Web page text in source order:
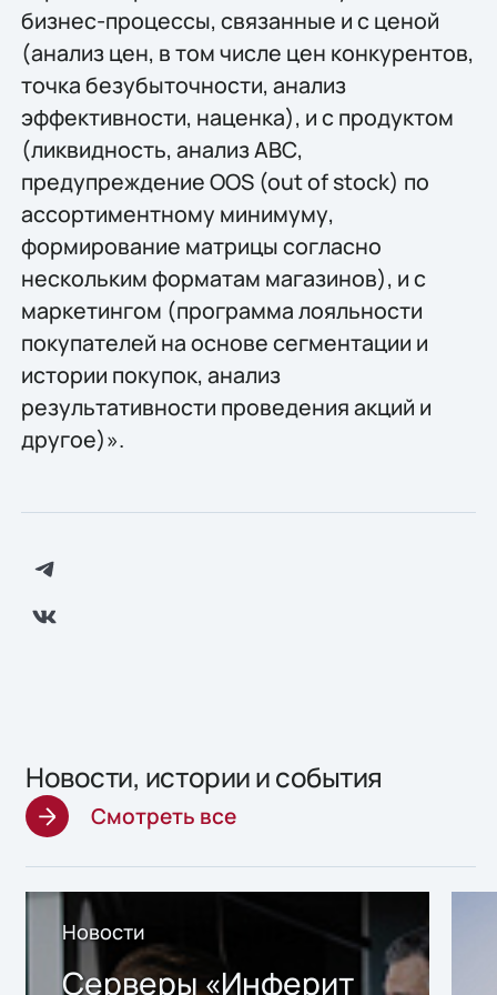
бизнес-процессы, связанные и с ценой
(анализ цен, в том числе цен конкурентов,
точка безубыточности, анализ
эффективности, наценка), и с продуктом
(ликвидность, анализ АВС,
предупреждение OOS (out of stock) по
ассортиментному минимуму,
формирование матрицы согласно
нескольким форматам магазинов), и с
маркетингом (программа лояльности
покупателей на основе сегментации и
истории покупок, анализ
результативности проведения акций и
другое)».
Новости, истории и события
Смотреть все
Новости
Серверы «Инферит